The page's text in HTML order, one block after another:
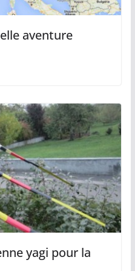
aventure
yagi pour la